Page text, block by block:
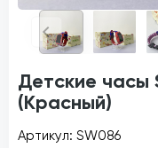
Детские часы
(Красный)
Артикул: SW086